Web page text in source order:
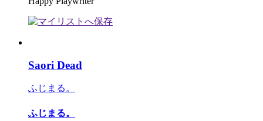
Saori Dead
ふじまる。
ふじまる。